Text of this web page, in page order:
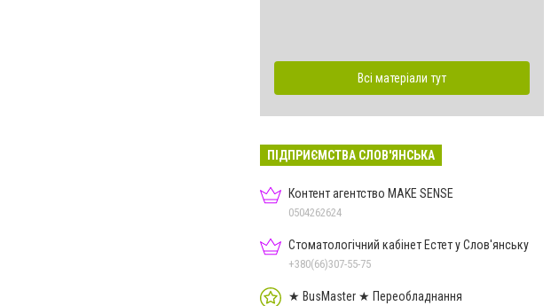
Всі матеріали тут
ПІДПРИЄМСТВА СЛОВ'ЯНСЬКА
Контент агентство MAKE SENSE
0504262624
Стоматологічний кабінет Естет у Слов'янську
+380(66)307-55-75
★ BusMaster ★ Переобладнання